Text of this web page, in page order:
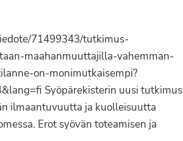
71499343/tutkimus-
maahanmuuttajilla-vahemman-
on-monimutkaisempi?
Syöpärekisterin uusi tutkimus
ilmaantuvuutta ja kuolleisuutta
Erot syövän toteamisen ja